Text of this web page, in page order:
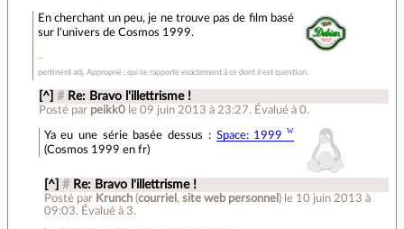
En cherchant un peu, je ne trouve pas de film basé
sur l'univers de Cosmos 1999.
pertinent adj. Approprié : qui se rapporte exactement à ce dont il est question.
[^] # Re: Bravo l'illettrisme !
Posté par peikk0 le 09 juin 2013 à 23:27. Évalué à 0.
Ya eu une série basée dessus : Space: 1999
(Cosmos 1999 en fr)
[^] # Re: Bravo l'illettrisme !
Posté par Krunch(courriel , site web personnel ) le 10 juin 2013 à
09:03. Évalué à 3.